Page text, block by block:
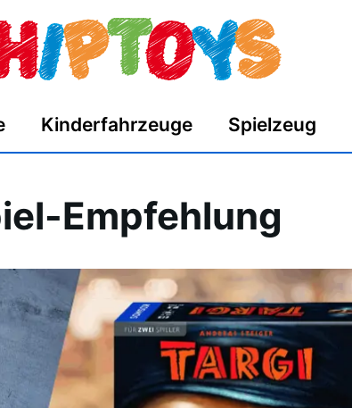
Kinderfahrzeuge Spielzeug
Empfehlung